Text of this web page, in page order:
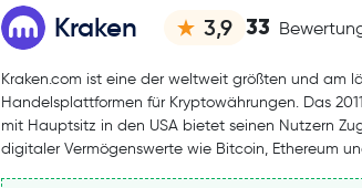
Kraken 3,9 33
Kraken.com ist eine der weltweit größten und am
Handelsplattformen für Kryptowährungen. Das
mit Hauptsitz in den USA bietet seinen Nutzern
digitaler Vermögenswerte wie Bitcoin, Ethereum